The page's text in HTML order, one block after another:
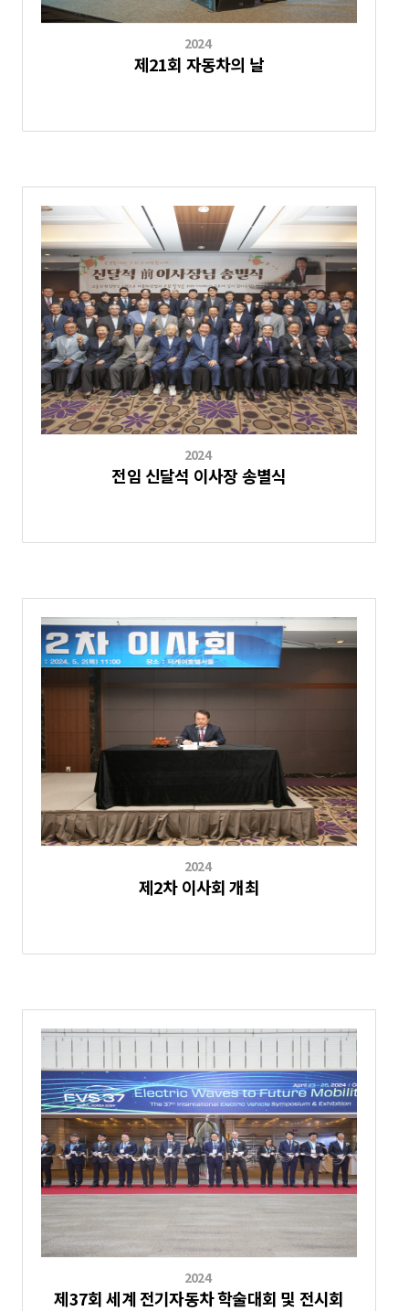
2024
제21회 자동차의 날
2024
전임 신달석 이사장 송별식
2024
제2차 이사회 개최
2024
제37회 세계 전기자동차 학술대회 및 전시회